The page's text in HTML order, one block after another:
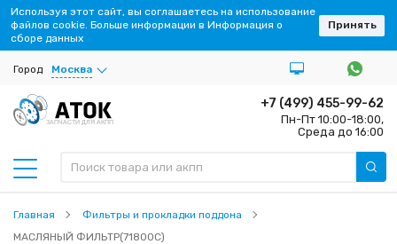
Город Москва
ЗАПЧАСТИ ДЛЯ АКПП
+7 (499) 455-99-62
Пн-Пт 10:00-18:00,
Среда до 16:00
Главная
Фильтры и прокладки поддона
МАСЛЯНЫЙ ФИЛЬТР(71800C)
Используя этот сайт, вы соглашаетесь на использование
файлов cookie. Больше информации в Информация о
сборе данных
Принять